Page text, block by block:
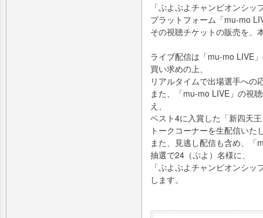
「ぷよぷよチャンピオンシ
プラットフォーム「mu-mo
その視聴チケットの販売を、
ライブ配信は「mu-mo LIVE
買い求めの上、
リアルタイムで出場選手への
また、「mu-mo LIVE」の視
え、
ベスト4に入賞した「新四天
トークコーナーを生配信いた
また、見逃し配信も含め、「
抽選で24（ぷよ）名様に、
「ぷよぷよチャンピオンシ
します。